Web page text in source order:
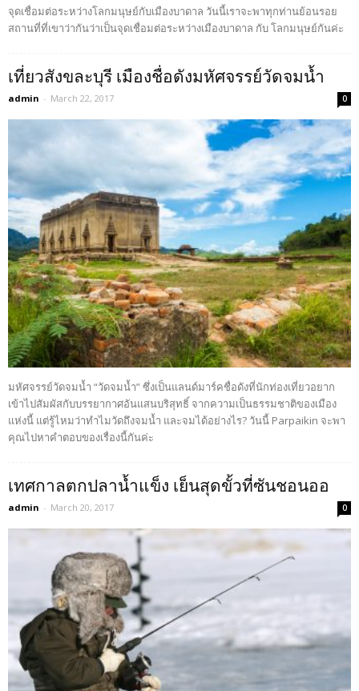
จุดเชื่อมต่อระหว่างโลกมนุษย์กับเมืองบาดาล วันนี้เราจะพาทุกท่านย้อนรอย
สถานที่ที่เขาว่ากันว่าเป็นจุดเชื่อมต่อระหว่างเมืองบาดาล กับ โลกมนุษย์กันค่ะ
เที่ยวสังขละบุรี เมืองชื่อดังมหัศจรรย์วัดจมน้ำ
admin - March 22, 2017 0
มหัศจรรย์วัดจมน้ำ “วัดจมน้ำ” ซึ่งเป็นแลนด์มาร์คชื่อดังที่นักท่องเที่ยวอยาก
เข้าไปสัมผัสกับบรรยากาศอันแสนบริสุทธิ์ จากความเป็นธรรมชาติของเมือง
แห่งนี้ แต่รู้ไหมว่าทำไมวัดถึงจมน้ำ และจมได้อย่างไร? วันนี้ Parpaikin จะพา
คุณไปหาคำตอบของเรื่องนี้กันค่ะ
เทศกาลตกปลาน้ำแข็ง เย็นสุดขั้วที่ซันชอนออ
admin - March 20, 2017 0